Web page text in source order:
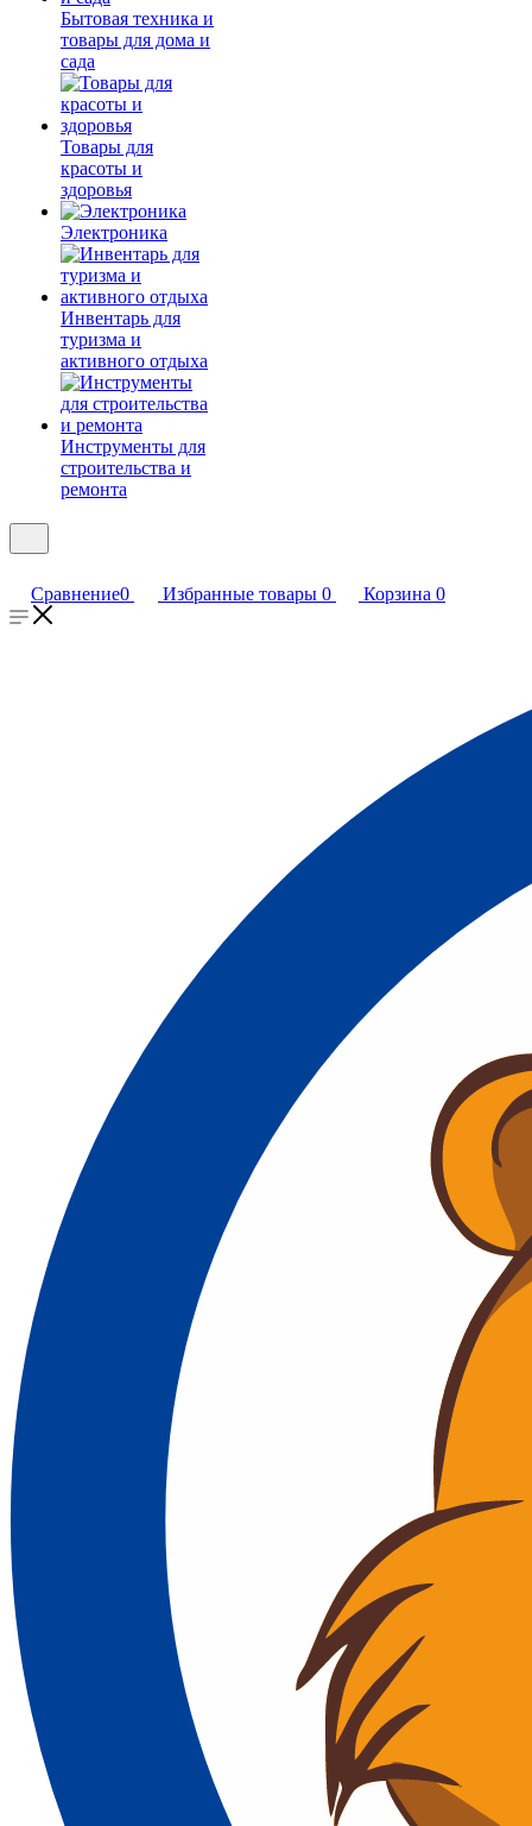
Бытовая техника и
товары для дома и
сада
Товары для
красоты и
здоровья
Электроника
Инвентарь для
туризма и
активного отдыха
Инструменты для
строительства и
ремонта
Сравнение0 Избранные товары 0 Корзина 0